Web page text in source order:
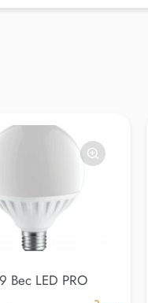
Bec LED PRO